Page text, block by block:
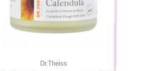
Dr.Theiss